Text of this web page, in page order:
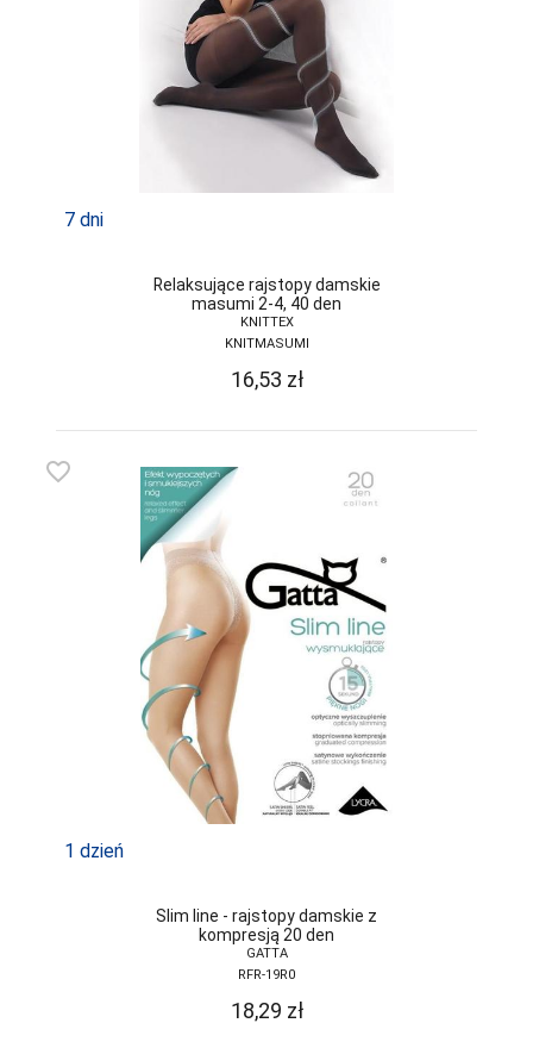
7 dni
Relaksujące rajstopy damskie
masumi 2-4, 40 den
KNITTEX
KNITMASUMI
16,53 zł
favorite_border
1 dzień
Slim line - rajstopy damskie z
kompresją 20 den
GATTA
RFR-19R0
18,29 zł